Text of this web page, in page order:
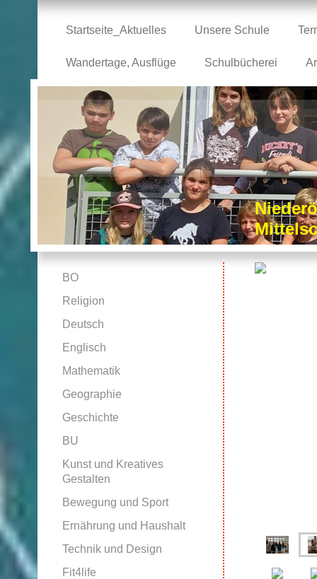
Startseite_Aktuelles Unsere Schule
Wandertage, Ausflüge Schulbücherei
BO
Religion
Deutsch
Englisch
Mathematik
Geographie
Geschichte
BU
Kunst und Kreatives
Gestalten
Bewegung und Sport
Ernährung und Haushalt
Technik und Design
Fit4life